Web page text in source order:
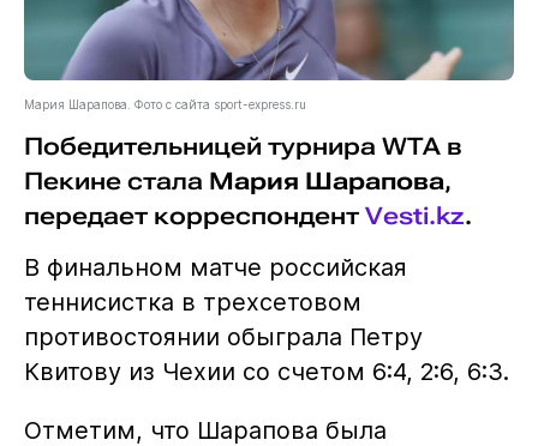
Мария Шарапова. Фото с сайта sport-express.ru
Победительницей турнира WTA в
Пекине стала Мария Шарапова,
передает корреспондент Vesti.kz.
В финальном матче российская
теннисистка в трехсетовом
противостоянии обыграла Петру
Квитову из Чехии со счетом 6:4, 2:6, 6:3.
Отметим, что Шарапова была